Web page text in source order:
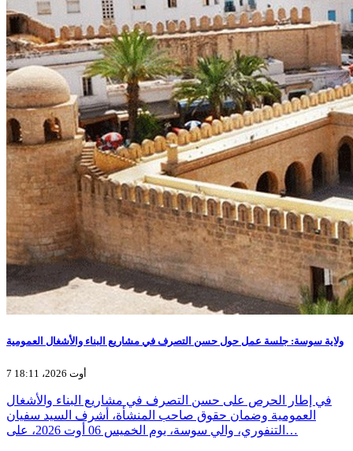
ولاية سوسة: جلسة عمل حول حسن التصرف في مشاريع البناء والأشغال العمومية
7 أوت 2026، 18:11
في إطار الحرص على حسن التصرف في مشاريع البناء والأشغال
العمومية وضمان حقوق صاحب المنشأة، أشرف السيد سفيان
التنفوري، والي سوسة، يوم الخميس 06 أوت 2026، على…